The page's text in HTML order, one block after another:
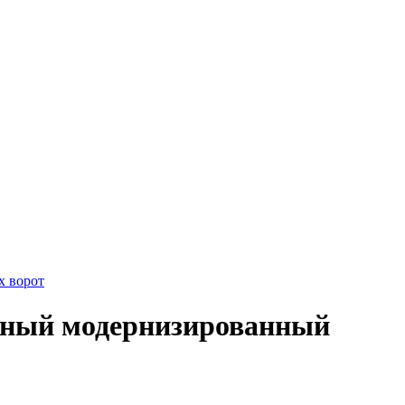
ворот
модернизированный